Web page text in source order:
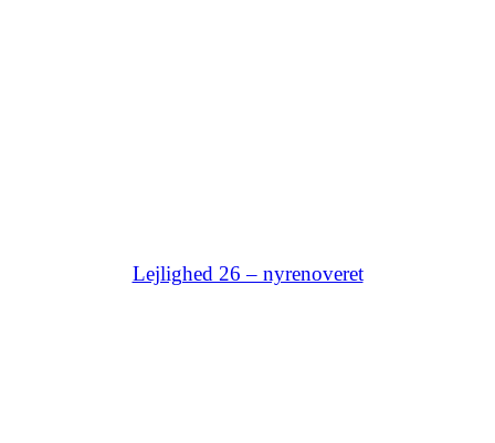
Lejlighed 26 – nyrenoveret